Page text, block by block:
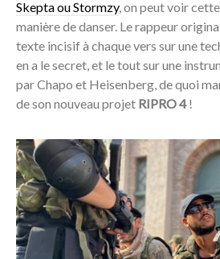
Skepta ou Stormzy, on peut voir
manière de danser. Le rappeur
texte incisif à chaque vers sur une
en a le secret, et le tout sur une
par Chapo et Heisenberg, de quoi
de son nouveau projet RIPRO 4!